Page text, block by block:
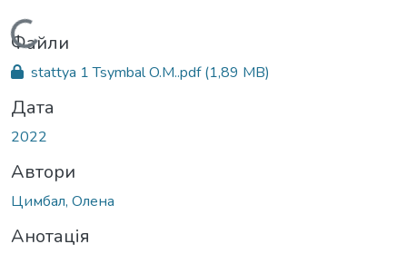
Вантажиться...
Файли
stattya 1 Tsymbal O.M..pdf(1,89 MB)
Дата
2022
Автори
Цимбал, Олена
Анотація